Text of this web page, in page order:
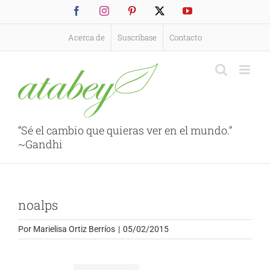
FacebookInstagramPinterest YouTube
Acerca de Suscríbase Contacto
“Sé el cambio que quieras ver en el mundo.”
~Gandhi
noalps
Por Marielisa Ortiz Berríos | 05/02/2015